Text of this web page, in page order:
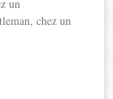
un
chez un